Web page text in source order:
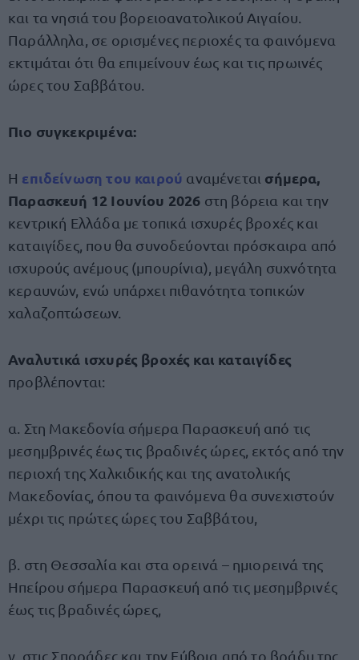
και τα νησιά του βορειοανατολικού Αιγαίου.
Παράλληλα, σε ορισμένες περιοχές τα φαινόμενα
εκτιμάται ότι θα επιμείνουν έως και τις πρωινές
ώρες του Σαββάτου.
Πιο συγκεκριμένα:
Η επιδείνωση του καιρού αναμένεται σήμερα,
Παρασκευή 12 Ιουνίου 2026 στη βόρεια και την
κεντρική Ελλάδα με τοπικά ισχυρές βροχές και
καταιγίδες, που θα συνοδεύονται πρόσκαιρα από
ισχυρούς ανέμους (μπουρίνια), μεγάλη συχνότητα
κεραυνών, ενώ υπάρχει πιθανότητα τοπικών
χαλαζοπτώσεων.
Αναλυτικά ισχυρές βροχές και καταιγίδες
προβλέπονται:
α. Στη Μακεδονία σήμερα Παρασκευή από τις
μεσημβρινές έως τις βραδινές ώρες, εκτός από την
περιοχή της Χαλκιδικής και της ανατολικής
Μακεδονίας, όπου τα φαινόμενα θα συνεχιστούν
μέχρι τις πρώτες ώρες του Σαββάτου,
β. στη Θεσσαλία και στα ορεινά – ημιορεινά της
Ηπείρου σήμερα Παρασκευή από τις μεσημβρινές
έως τις βραδινές ώρες,
γ. στις Σποράδες και την Εύβοια από το βράδυ της